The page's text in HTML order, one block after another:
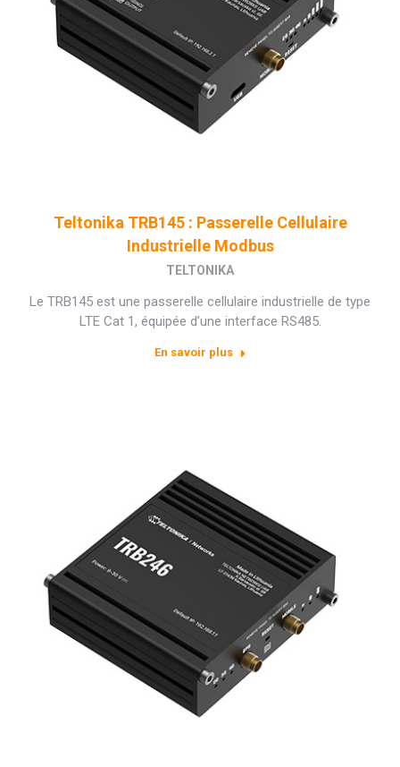
Teltonika TRB145 : Passerelle Cellulaire
Industrielle Modbus
TELTONIKA
Le TRB145 est une passerelle cellulaire industrielle de type
LTE Cat 1, équipée d’une interface RS485.
En savoir plus